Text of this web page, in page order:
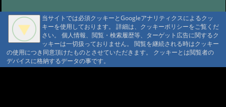
月は改修工事のため休業いたしま
す。
@湯之谷山荘 '25 3/11 17:46
#45:休館日のお知らせ(2月25日〜28
日)
@湯之谷山荘 '25 2/18 06:10
#44:臨時休業
当サイトでは必須クッキーとGoogleアナリティクスによるクッ
キーを使用しております。 詳細は、クッキーポリシーをご覧くだ
さい。 個人情報、閲覧・検索履歴等、ターゲット広告に関するク
ッキーは一切扱っておりません。 閲覧を継続される時はクッキー
の使用につき同意頂けたものとさせていただきます。 クッキーとは閲覧者の
デバイスに格納するデータの事です。